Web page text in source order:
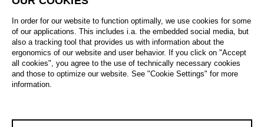
All artistic fields
All locations
All features
In order for our website to function optimally, we use cookies for some
of our applications. This includes i.a. the embedded social media, but
also a tracking tool that provides us with information about the
ergonomics of our website and user behavior. If you click on "Accept
all cookies", you agree to the use of technically necessary cookies
and those to optimize our website. See "Cookie Settings" for more
information.